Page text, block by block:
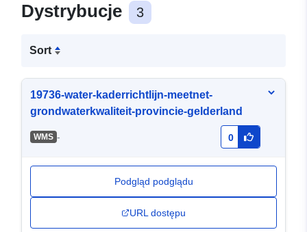
Dystrybucje 3
Sort
19736-water-kaderrichtlijn-meetnet-
grondwaterkwaliteit-provincie-gelderland
WMS - 0
Podgląd podglądu
URL dostępu